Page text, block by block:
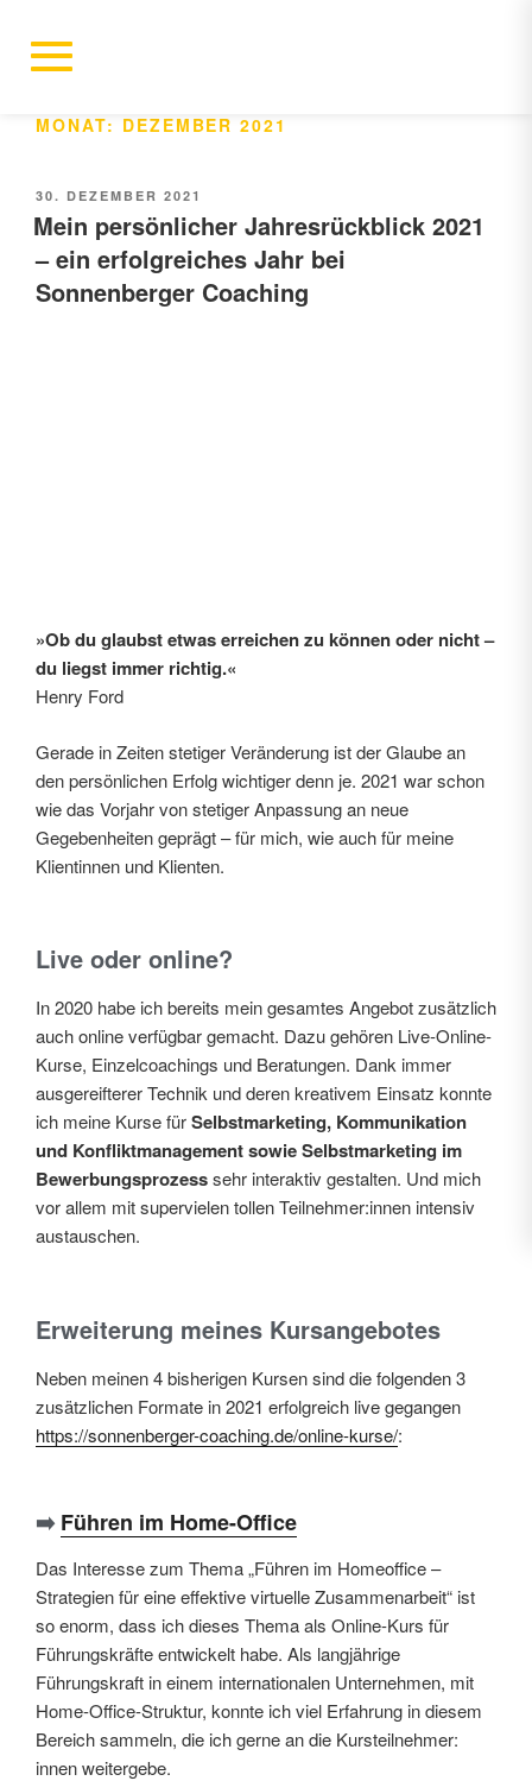
MONAT: DEZEMBER 2021
30. DEZEMBER 2021
Mein persönlicher Jahresrückblick 2021
– ein erfolgreiches Jahr bei
Sonnenberger Coaching
»Ob du glaubst etwas erreichen zu können oder nicht –
du liegst immer richtig.«
Henry Ford
Gerade in Zeiten stetiger Veränderung ist der Glaube an
den persönlichen Erfolg wichtiger denn je. 2021 war schon
wie das Vorjahr von stetiger Anpassung an neue
Gegebenheiten geprägt – für mich, wie auch für meine
Klientinnen und Klienten.
Live oder online?
In 2020 habe ich bereits mein gesamtes Angebot zusätzlich
auch online verfügbar gemacht. Dazu gehören Live-Online-
Kurse, Einzelcoachings und Beratungen. Dank immer
ausgereifterer Technik und deren kreativem Einsatz konnte
ich meine Kurse fürSelbstmarketing, Kommunikation
und Konfliktmanagement sowie Selbstmarketing im
Bewerbungsprozesssehr interaktiv gestalten. Und mich
vor allem mit supervielen tollen Teilnehmer:innen intensiv
austauschen.
Erweiterung meines Kursangebotes
Neben meinen 4 bisherigen Kursen sind die folgenden 3
zusätzlichen Formate in 2021 erfolgreich live gegangen
https://sonnenberger-coaching.de/online-kurse/:
➡️Führen im Home-Office
Das Interesse zum Thema „Führen im Homeoffice –
Strategien für eine effektive virtuelle Zusammenarbeit“ ist
so enorm, dass ich dieses Thema als Online-Kurs für
Führungskräfte entwickelt habe. Als langjährige
Führungskraft in einem internationalen Unternehmen, mit
Home-Office-Struktur, konnte ich viel Erfahrung in diesem
Bereich sammeln, die ich gerne an die Kursteilnehmer:
innen weitergebe.